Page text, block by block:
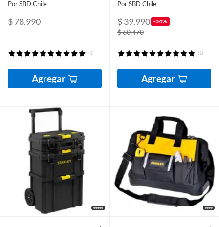
Por SBD Chile
$ 78.990
(1)
Agregar
Por SBD Chile
$ 39.990 -34%
$ 60.470
(1)
Agregar